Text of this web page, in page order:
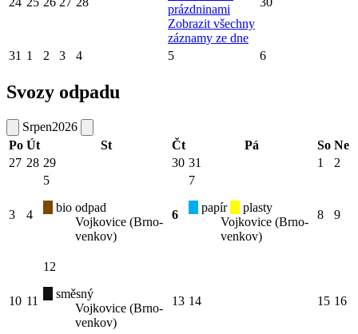
prázdninami
Zobrazit všechny
záznamy ze dne
31 1 2 3 4 5 6
Svozy odpadu
Srpen2026
Po Út St Čt Pá So Ne
27 28 29 30 31 1 2
3 4
5
bio odpad
Vojkovice (Brno-
venkov)
6
7
papír
plasty
Vojkovice (Brno-
venkov)
8 9
10 11
12
směsný
Vojkovice (Brno-
venkov)
13 14 15 16